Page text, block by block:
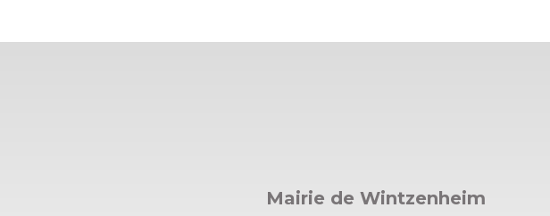
Mairie de Wintzenheim